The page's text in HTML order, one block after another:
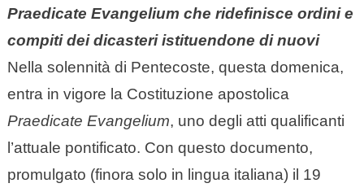
Praedicate Evangelium che ridefinisce ordini e
compiti dei dicasteri istituendone di nuovi
Nella solennità di Pentecoste, questa domenica,
entra in vigore la Costituzione apostolica
Praedicate Evangelium, uno degli atti qualificanti
l’attuale pontificato. Con questo documento,
promulgato (finora solo in lingua italiana) il 19